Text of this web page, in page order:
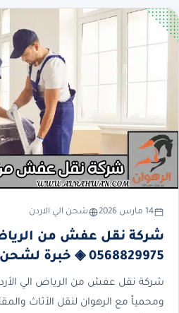
14 مارس 2026 شحن الي الاردن
شركة نقل عفش من الرياض
0568829975 ◈ خبرة لشحن الأثاث
شركة نقل عفش من الرياض الي
ومحمياً مع الرهوان لنقل الأثاث